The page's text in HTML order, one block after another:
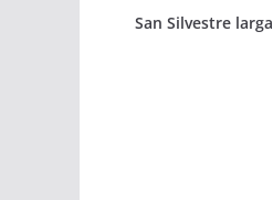
San Silvestre larga